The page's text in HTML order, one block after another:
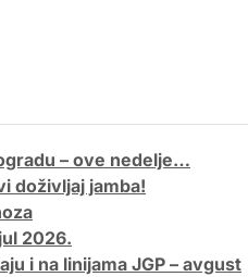
– ove nedelje…
doživljaj jamba!
2026.
i na linijama JGP – avgust